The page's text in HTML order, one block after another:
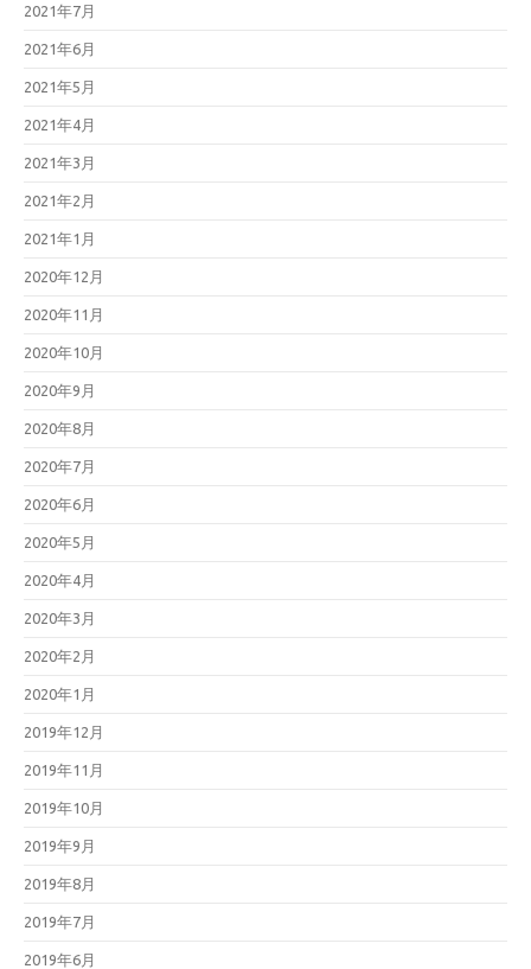
2021年7月
2021年6月
2021年5月
2021年4月
2021年3月
2021年2月
2021年1月
2020年12月
2020年11月
2020年10月
2020年9月
2020年8月
2020年7月
2020年6月
2020年5月
2020年4月
2020年3月
2020年2月
2020年1月
2019年12月
2019年11月
2019年10月
2019年9月
2019年8月
2019年7月
2019年6月